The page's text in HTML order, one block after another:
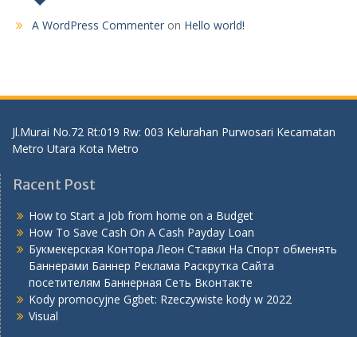
A WordPress Commenter on Hello world!
Jl.Murai No.72 Rt:019 Rw: 003 Kelurahan Purwosari Kecamatan
Metro Utara Kota Metro
Racent Post
How to Start a Job from home on a Budget
How To Save Cash On A Cash Payday Loan
Букмекерская Контора Леон Ставки На Спорт обменять
Баннерами Баннер Реклама Раскрутка Сайта
посетителям Баннерная Сеть Вконтакте
Kody promocyjne Ggbet: Rzeczywiste kody w 2022
Visual